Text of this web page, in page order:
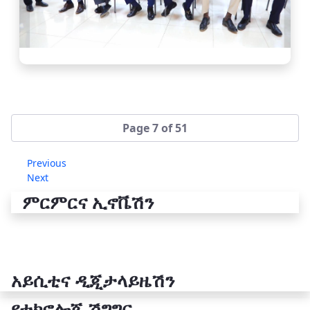
Page 7 of 51
Previous
Next
ምርምርና ኢኖቬሽን
አይሲቲና ዲጂታላይዜሽን